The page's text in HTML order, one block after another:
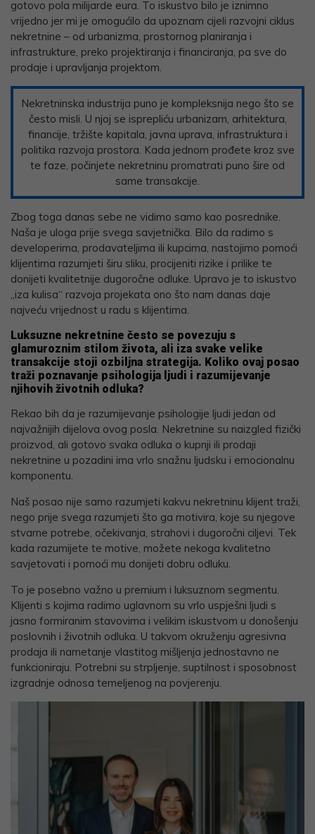
gotovo pola milijarde eura. To iskustvo bilo je iznimno
vrijedno jer mi je omogućilo da upoznam cijeli razvojni ciklus
nekretnine – od urbanizma, prostornog planiranja i
infrastrukture, preko projektiranja i financiranja, pa sve do
prodaje i upravljanja projektom.
Nekretninska industrija puno je kompleksnija nego što se
često misli. U njoj se isprepliću urbanizam, arhitektura,
financije, tržište kapitala, javna uprava, infrastruktura i
politika razvoja prostora. Kada jednom prođete kroz sve
te faze, počinjete nekretninu promatrati puno šire od
same transakcije.
Zbog toga danas sebe ne vidimo samo kao posrednike.
Naša je uloga prije svega savjetnička. Bilo da radimo s
developerima, prodavateljima ili kupcima, nastojimo pomoći
klijentima razumjeti širu sliku, procijeniti rizike i prilike te
donijeti kvalitetnije dugoročne odluke. Upravo je to iskustvo
„iza kulisa“ razvoja projekata ono što nam danas daje
najveću vrijednost u radu s klijentima.
Luksuzne nekretnine često se povezuju s
glamuroznim stilom života, ali iza svake velike
transakcije stoji ozbiljna strategija. Koliko ovaj posao
traži poznavanje psihologija ljudi i razumijevanje
njihovih životnih odluka?
Rekao bih da je razumijevanje psihologije ljudi jedan od
najvažnijih dijelova ovog posla. Nekretnine su naizgled fizički
proizvod, ali gotovo svaka odluka o kupnji ili prodaji
nekretnine u pozadini ima vrlo snažnu ljudsku i emocionalnu
komponentu.
Naš posao nije samo razumjeti kakvu nekretninu klijent traži,
nego prije svega razumjeti što ga motivira, koje su njegove
stvarne potrebe, očekivanja, strahovi i dugoročni ciljevi. Tek
kada razumijete te motive, možete nekoga kvalitetno
savjetovati i pomoći mu donijeti dobru odluku.
To je posebno važno u premium i luksuznom segmentu.
Klijenti s kojima radimo uglavnom su vrlo uspješni ljudi s
jasno formiranim stavovima i velikim iskustvom u donošenju
poslovnih i životnih odluka. U takvom okruženju agresivna
prodaja ili nametanje vlastitog mišljenja jednostavno ne
funkcioniraju. Potrebni su strpljenje, suptilnost i sposobnost
izgradnje odnosa temeljenog na povjerenju.